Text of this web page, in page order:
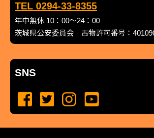
TEL 0294-33-8355
年中無休 10：00～24：00
茨城県公安委員会 古物許可番号：
SNS